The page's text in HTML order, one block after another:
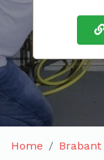
Home Brabant